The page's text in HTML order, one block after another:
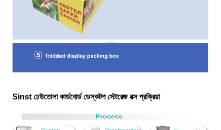
Sinst ঢেউতোলা কার্ডবোর্ড ডেস্কটপ স্টোরেজ বক্স প্রক্রিয়া